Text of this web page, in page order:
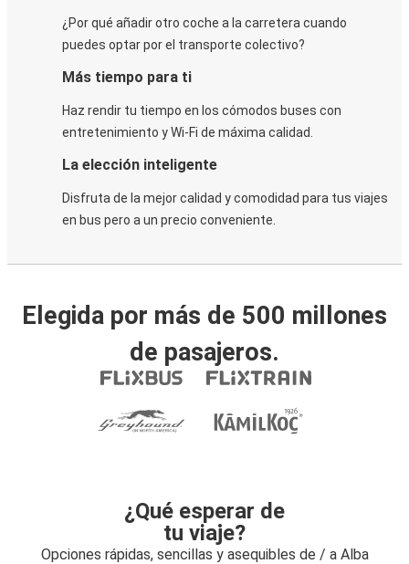
¿Por qué añadir otro coche a la carretera cuando
puedes optar por el transporte colectivo?
Más tiempo para ti
Haz rendir tu tiempo en los cómodos buses con
entretenimiento y Wi-Fi de máxima calidad.
La elección inteligente
Disfruta de la mejor calidad y comodidad para tus viajes
en bus pero a un precio conveniente.
Elegida por más de 500 millones
de pasajeros.
¿Qué esperar de
tu viaje?
Opciones rápidas, sencillas y asequibles de / a Alba